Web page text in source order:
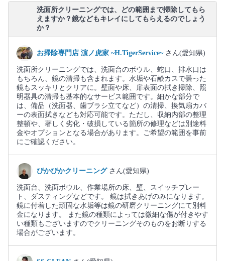
洗面所クリーニングでは、どの範囲まで掃除してもら
えますか？鏡などもキレイにしてもらえるのでしょう
か？
お掃除専門店 濵ノ虎家 ~H.TigerService~ さん(愛知県)
洗面所クリーニングでは、洗面台のボウル、蛇口、排水口は
もちろん、鏡の清掃も含まれます。水垢や石鹸カスで曇った
鏡もスッキリとクリアに。壁面や床、扉表面の拭き掃除、照
明器具の清掃も基本的なサービス範囲です。細かな部分で
は、備品（洗面器、歯ブラシ立てなど）の清掃、換気扇カバ
ーの表面拭きなども対応可能です。ただし、収納内部の整理
整頓や、著しく劣化・破損している箇所の修理などは別途料
金やオプションとなる場合があります。ご希望の範囲を事前
にご確認ください。
ぴかぴかクリーニング さん(愛知県)
洗面台、洗面ボウル、作業場所の床、壁、スイッチプレー
ト、ダスティングなどです。 鏡は拭きあげのみになります。
鏡に付着した頑固な水垢等は鏡の研磨クリーニングにて別料
金になります。 また鏡の種類によっては微細な傷が付きやす
い種類もございますのでクリーニングそのものをお断りする
場合がございます。